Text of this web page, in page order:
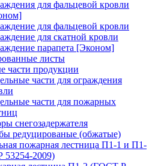
для фальцевой кровли
для фальцевой кровли
для скатной кровли
парапета [Эконом]
листы
части продукции
части для ограждения
части для пожарных
снегозадержателя
редуцированые (обжатые)
пожарная лестница П1-1 и П1-
2009)